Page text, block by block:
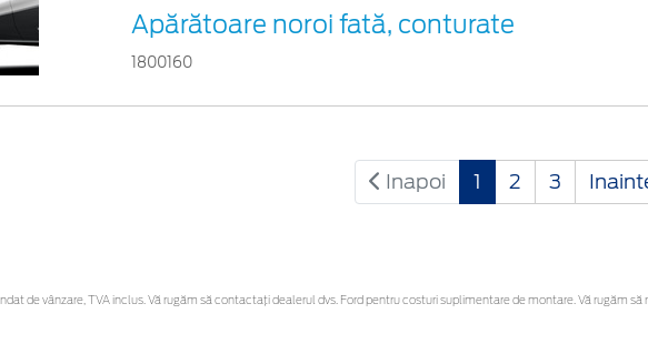
Apărătoare noroi fată, conturate
1800160
Inapoi 1 2 3
de vânzare, TVA inclus. Vă rugăm să contactaţi dealerul dvs. Ford pentru costuri suplimentare de montare. Vă rugăm